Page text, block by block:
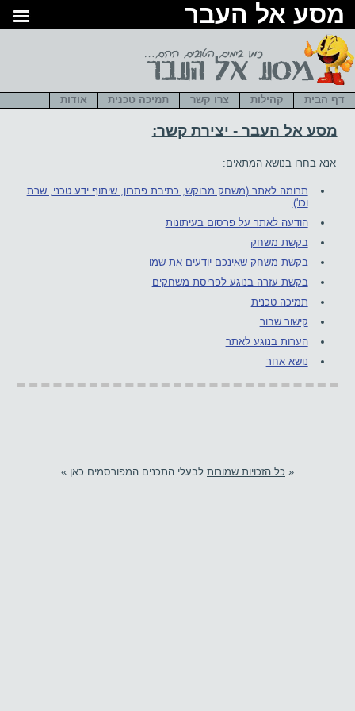
מסע אל העבר - יצירת קשר:
אנא בחרו בנושא המתאים:
תרומה לאתר (משחק מבוקש, כתיבת פתרון, שיתוף ידע טכני, שרת
וכו')
הודעה לאתר על פרסום בעיתונות
בקשת משחק
בקשת משחק שאינכם יודעים את שמו
בקשת עזרה בנוגע לפריסת משחקים
תמיכה טכנית
קישור שבור
הערות בנוגע לאתר
נושא אחר
« כל הזכויות שמורות לבעלי התכנים המפורסמים כאן »
אל העבר
דף הבית קהילות צרו קשר תמיכה טכנית אודות